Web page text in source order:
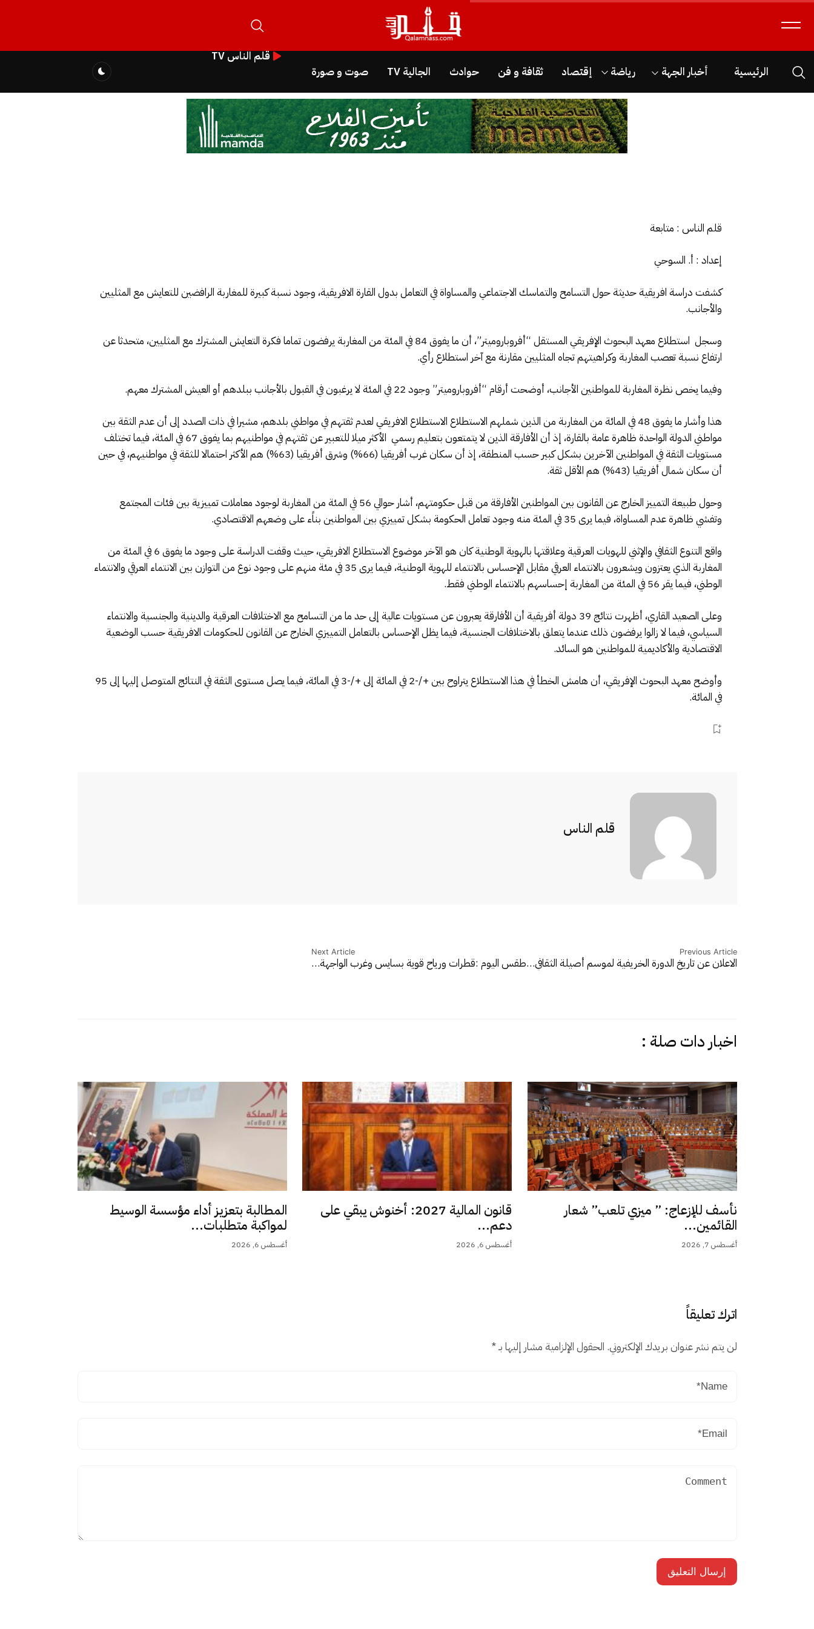
الرئيسية أخبار الجهة رياضة إقتصاد ثقافة و فن حوادث الجالية TV صوت و صورة
قلم الناس TV
قلم الناس : متابعة
إعداد : أ. السوحي
كشفت دراسة افريقية حديثة حول التسامح والتماسك الاجتماعي والمساواة في التعامل بدول القارة الافريقية، وجود نسبة كبيرة للمغاربة الرافضين للتعايش مع المثليين
والأجانب.
وسجل استطلاع معهد البحوث الإفريقي المستقل “أفروباروميتر”، أن ما يفوق 84 في المئة من المغاربة يرفضون تماما فكرة التعايش المشترك مع المثليين، متحدثا عن
ارتفاع نسبة تعصب المغاربة وكراهيتهم تجاه المثليين مقارنة مع آخر استطلاع رأي.
وفيما يخص نظرة المغاربة للمواطنين الأجانب، أوضحت أرقام “أفروباروميتر” وجود 22 في المئة لا يرغبون في القبول بالأجانب ببلدهم أو العيش المشترك معهم.
هذا وأشار ما يفوق 48 في المائة من المغاربة من الذين شملهم الاستطلاع الاستطلاع الافريقي لعدم ثقتهم في مواطني بلدهم، مشيرا في ذات الصدد إلى أن عدم الثقة بين
مواطني الدولة الواحدة ظاهرة عامة بالقارة، إذ أن الأفارقة الذين لا يتمتعون بتعليم رسمي الأكثر ميلا للتعبير عن ثقتهم في مواطنيهم بما يفوق 67 في المئة، فيما تختلف
مستويات الثقة في المواطنين الآخرين بشكل كبير حسب المنطقة، إذ أن سكان غرب أفريقيا (66%) وشرق أفريقيا (63%) هم الأكثر احتمالا للثقة في مواطنيهم، في حين
أن سكان شمال أفريقيا (43%) هم الأقل ثقة.
وحول طبيعة التمييز الخارج عن القانون بين المواطنين الأفارقة من قبل حكومتهم، أشار حوالي 56 في المئة من المغاربة لوجود معاملات تمييزية بين فئات المجتمع
وتفشي ظاهرة عدم المساواة، فيما يرى 35 في المئة منه وجود تعامل الحكومة بشكل تمييزي بين المواطنين بناًء على وضعهم الاقتصادي.
واقع التنوع الثقافي والإثني للهويات العرقية وعلاقتها بالهوية الوطنية كان هو الآخر موضوع الاستطلاع الافريقي، حيث وقفت الدراسة على وجود ما يفوق 6 في المئة من
المغاربة الذي يعتزون ويشعرون بالانتماء العرقي مقابل الإحساس بالانتماء للهوية الوطنية، فيما يرى 35 في مئة منهم على وجود نوع من التوازن بين الانتماء العرقي والانتماء
الوطني، فيما يقر 56 في المئة من المغاربة إحساسهم بالانتماء الوطني فقط.
وعلى الصعيد القاري، أظهرت نتائج 39 دولة أفريقية أن الأفارقة يعبرون عن مستويات عالية إلى حد ما من التسامح مع الاختلافات العرقية والدينية والجنسية والانتماء
السياسي، فيما لا زالوا يرفضون ذلك عندما يتعلق بالاختلافات الجنسية، فيما يظل الإحساس بالتعامل التمييزي الخارج عن القانون للحكومات الافريقية حسب الوضعية
الاقتصادية والأكاديمية للمواطنين هو السائد.
وأوضح معهد البحوث الإفريقي، أن هامش الخطأ في هذا الاستطلاع يتراوح بين +/-2 في المائة إلى +/-3 في المائة، فيما يصل مستوى الثقة في النتائج المتوصل إليها إلى 95
في المائة.
قلم الناس
Previous Article
الاعلان عن تاريخ الدورة الخريفية لموسم أصيلة الثقافي…
Next Article
طقس اليوم :قطرات ورياح قوية بسايس وغرب الواجهة…
اخبار دات صلة :
نأسف للإزعاج: ” ميزي تلعب” شعار
القائمين...
أغسطس 7, 2026
قانون المالية 2027: أخنوش يبقي على
دعم...
أغسطس 6, 2026
المطالبة بتعزيز أداء مؤسسة الوسيط
لمواكبة متطلبات...
أغسطس 6, 2026
اترك تعليقاً
لن يتم نشر عنوان بريدك الإلكتروني. الحقول الإلزامية مشار إليها بـ*